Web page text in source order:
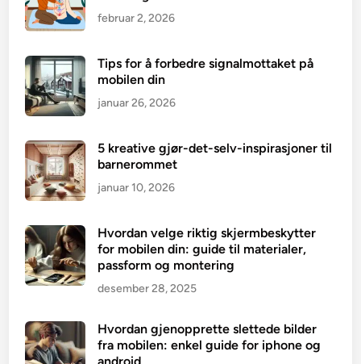
februar 2, 2026
Tips for å forbedre signalmottaket på
mobilen din
januar 26, 2026
5 kreative gjør-det-selv-inspirasjoner til
barnerommet
januar 10, 2026
Hvordan velge riktig skjermbeskytter
for mobilen din: guide til materialer,
passform og montering
desember 28, 2025
Hvordan gjenopprette slettede bilder
fra mobilen: enkel guide for iphone og